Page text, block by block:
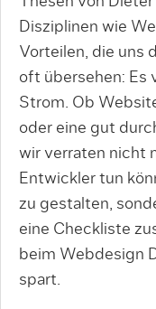
Disziplinen wie
Vorteilen, die uns
oft übersehen: Es
Strom. Ob
oder eine gut
wir verraten nicht
Entwickler tun
zu gestalten,
eine Checkliste
beim Webdesign
spart.